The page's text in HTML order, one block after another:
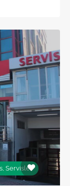
Servisler